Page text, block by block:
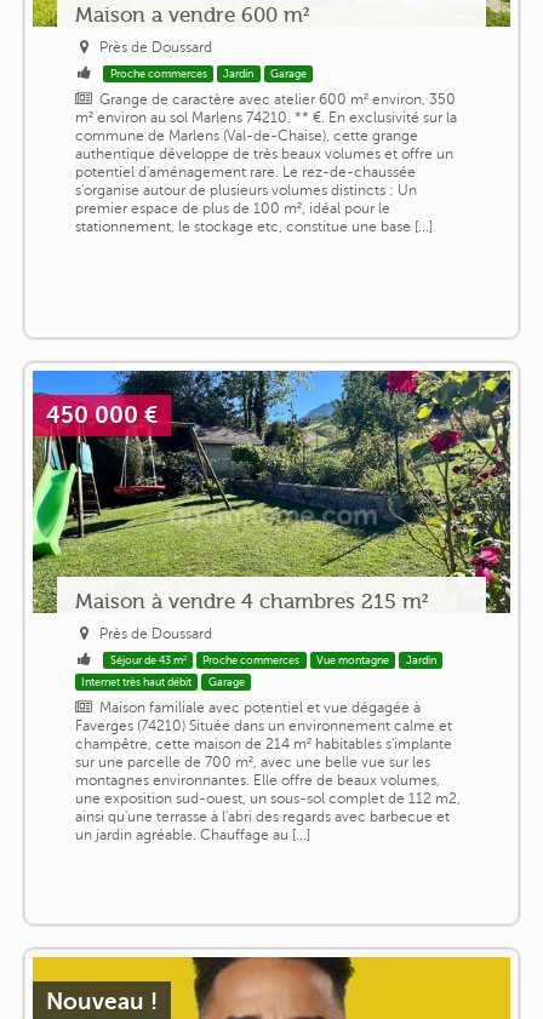
Maison a vendre 600 m²
Près de Doussard
Proche commerces Jardin Garage
Grange de caractère avec atelier 600 m² environ, 350
m² environ au sol Marlens 74210, ** €. En exclusivité sur la
commune de Marlens (Val-de-Chaise), cette grange
authentique développe de très beaux volumes et offre un
potentiel d'aménagement rare. Le rez-de-chaussée
s'organise autour de plusieurs volumes distincts : Un
premier espace de plus de 100 m², idéal pour le
stationnement, le stockage etc, constitue une base [...]
450 000 €
Maison à vendre 4 chambres 215 m²
Près de Doussard
Séjour de 43 m² Proche commerces Vue montagne
Jardin
Internet très haut débit
Garage
Maison familiale avec potentiel et vue dégagée à
Faverges (74210) Située dans un environnement calme et
champêtre, cette maison de 214 m² habitables s'implante
sur une parcelle de 700 m², avec une belle vue sur les
montagnes environnantes. Elle offre de beaux volumes,
une exposition sud-ouest, un sous-sol complet de 112 m2,
ainsi qu'une terrasse à l'abri des regards avec barbecue et
un jardin agréable. Chauffage au [...]
Nouveau !